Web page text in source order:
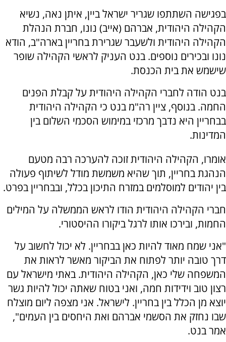
בפגישה השתתפו שגריר ישראל ביין, איתן נאה, נשיא
הקהילה היהודית, אברהם (אייב) נונו, חברת הנהלת
הקהילה היהודית ולשעבר שגרירת בחריין בארה"ב, הודא
נונו ובכירים נוספים. בנט העניק לראשי הקהילה שופר
שישמש את בית הכנסת.
בנט הודה לחברי הקהילה היהודית על קבלת הפנים
החמה. בנוסף, ציין רה"מ בנט כי הקהילה היהודית
בבחריין היא נדבך מרכזי במימוש הסכמי השלום בין
המדינות.
אומרו, הקהילה היהודית זוכה להערכה רבה מטעם
הנהגת בחריין, תוך שהיא משמשת מודל לשיתוף פעולה
בין יהודים למוסלמים במזרח התיכון בכלל, ובבחריין בפרט.
חברי הקהילה היהודית הודו לראש הממשלה על המילים
החמות, ובירכו אותו לרגל ביקורו ההיסטורי.
"אני שמח מאוד להיות כאן בבחריין. לא יכול לחשוב על
דרך טובה יותר לפתוח את הביקור מאשר לראות את
המשפחה שלי כאן, הקהילה היהודית. באתי מישראל עם
רצון טוב וידידות חמה, ואני בטוח שאתה יכול להיות גשר
יוצא מן הכלל בין בחריין. לישראל. אני מצפה ליום מוצלח
שבו נחזק את הסשמי אברהם ואת היחסים בין העמים",
אמר בנט.